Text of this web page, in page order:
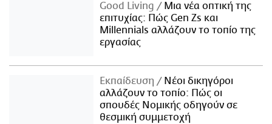
Good Living
Μια νέα οπτική της
επιτυχίας: Πώς Gen Zs και
Millennials αλλάζουν το τοπίο της
εργασίας
Εκπαίδευση
Νέοι δικηγόροι
αλλάζουν το τοπίο: Πώς οι
σπουδές Νομικής οδηγούν σε
θεσμική συμμετοχή